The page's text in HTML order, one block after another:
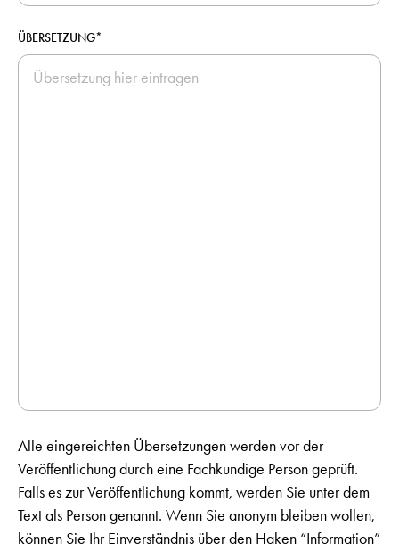
ÜBERSETZUNG*
Alle eingereichten Übersetzungen werden vor der
Veröffentlichung durch eine Fachkundige Person geprüft.
Falls es zur Veröffentlichung kommt, werden Sie unter dem
Text als Person genannt. Wenn Sie anonym bleiben wollen,
können Sie Ihr Einverständnis über den Haken “Information”